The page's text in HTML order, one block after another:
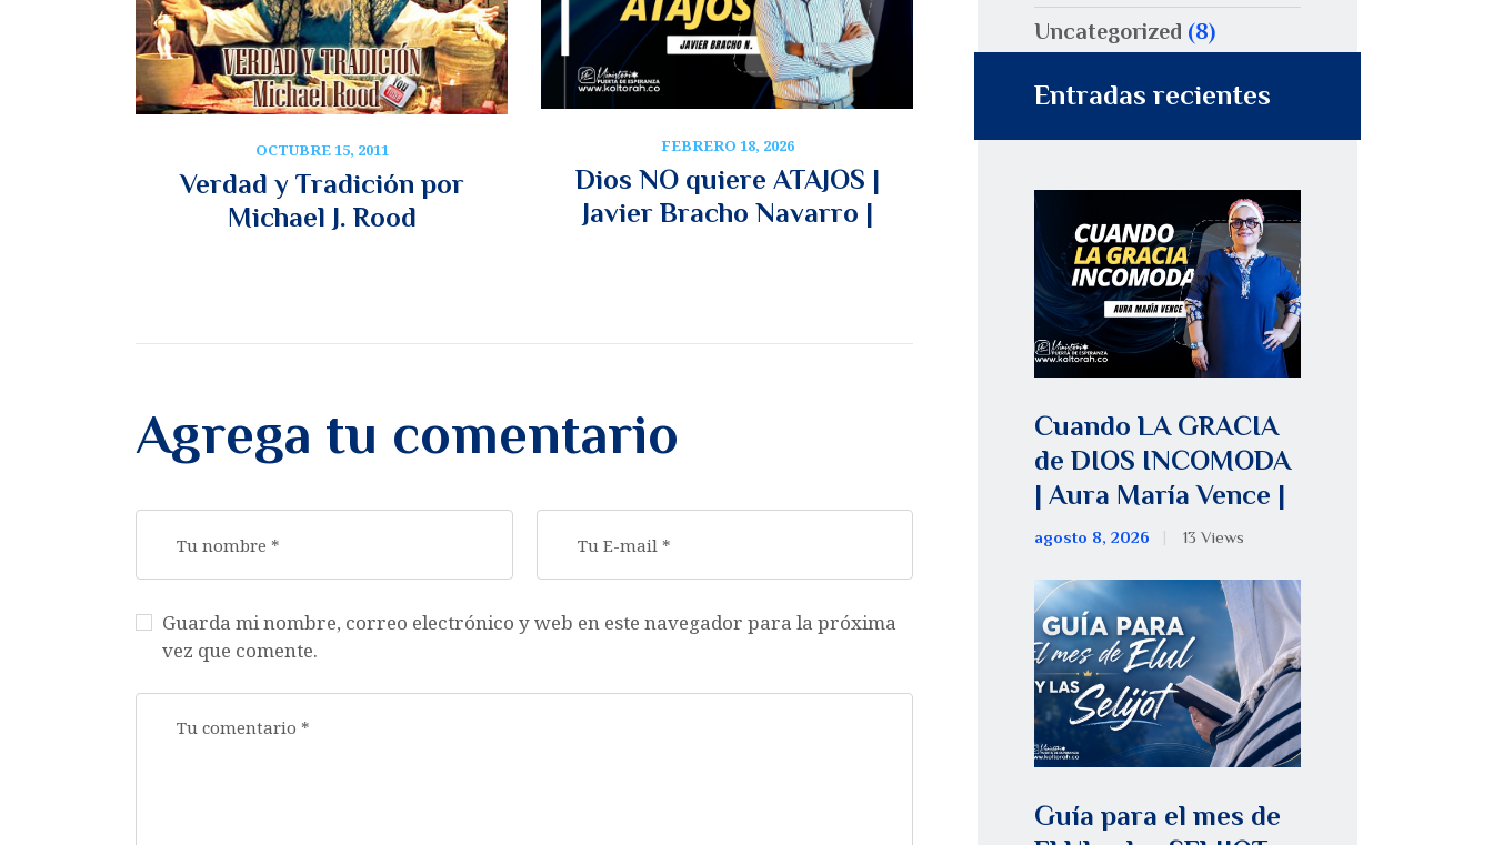
OCTUBRE 15, 2011
Verdad y Tradición por
Michael J. Rood
FEBRERO 18, 2026
Dios NO quiere ATAJOS |
Javier Bracho Navarro |
Agrega tu comentario
Guarda mi nombre, correo electrónico y web en este navegador para la próxima
vez que comente.
Uncategorized (8)
Entradas recientes
Cuando LA GRACIA
de DIOS INCOMODA
| Aura María Vence |
agosto 8, 2026 13 Views
Guía para el mes de